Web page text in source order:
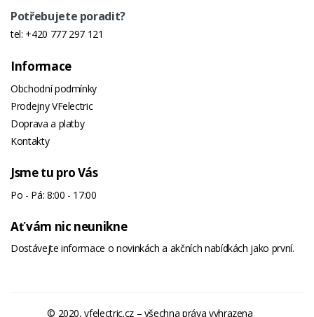
Potřebujete poradit?
tel: +420 777 297 121
Informace
Obchodní podmínky
Prodejny VFelectric
Doprava a platby
Kontakty
Jsme tu pro Vás
Po - Pá: 8:00 - 17:00
Ať vám nic neunikne
Dostávejte informace o novinkách a akčních nabídkách jako první.
© 2020, vfelectric.cz – všechna práva vyhrazena